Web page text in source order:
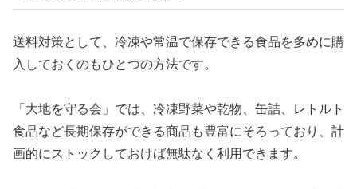
送料対策として、冷凍や常温で保存できる食品を多めに購
入しておくのもひとつの方法です。
「大地を守る会」では、冷凍野菜や乾物、缶詰、レトルト
食品など長期保存ができる商品も豊富にそろっており、計
画的にストックしておけば無駄なく利用できます。